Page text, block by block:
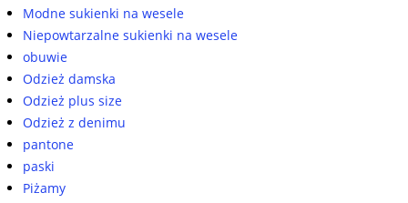
Modne sukienki na wesele
Niepowtarzalne sukienki na wesele
obuwie
Odzież damska
Odzież plus size
Odzież z denimu
pantone
paski
Piżamy